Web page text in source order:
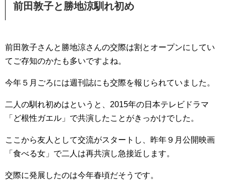
前田敦子と勝地涼馴れ初め
前田敦子さんと勝地涼さんの交際は割とオープンにしてい
てご存知のかたも多いですよね。
今年５月ごろには週刊誌にも交際を報じられていました。
二人の馴れ初めはというと、2015年の日本テレビドラマ
「ど根性ガエル」で共演したことがきっかけでした。
ここから友人として交流がスタートし、昨年９月公開映画
「 食べる女 」で二人は再共演し急接近します。
交際に発展したのは今年春頃だそうです。